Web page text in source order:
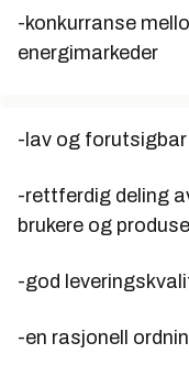
-konkurranse
energimarkeder
-lav og
-rettferdig deling
brukere og
-god
-en rasjonell